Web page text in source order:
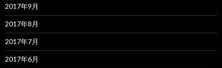
2017年9月
2017年8月
2017年7月
2017年6月